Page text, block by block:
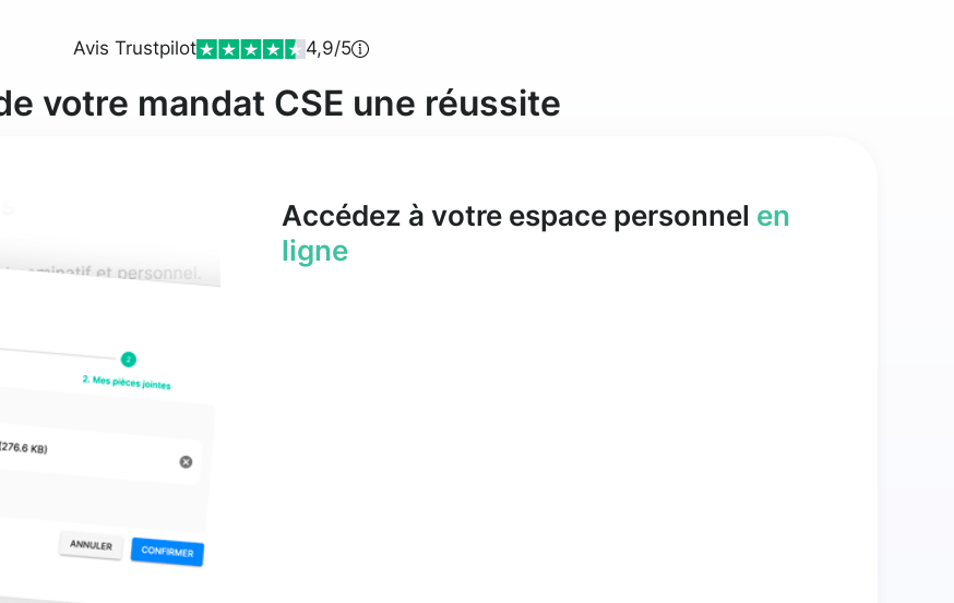
Avis Trustpilot 4,9/5
votre mandat CSE une réussite
Accédez à votre espace personnel en
ligne